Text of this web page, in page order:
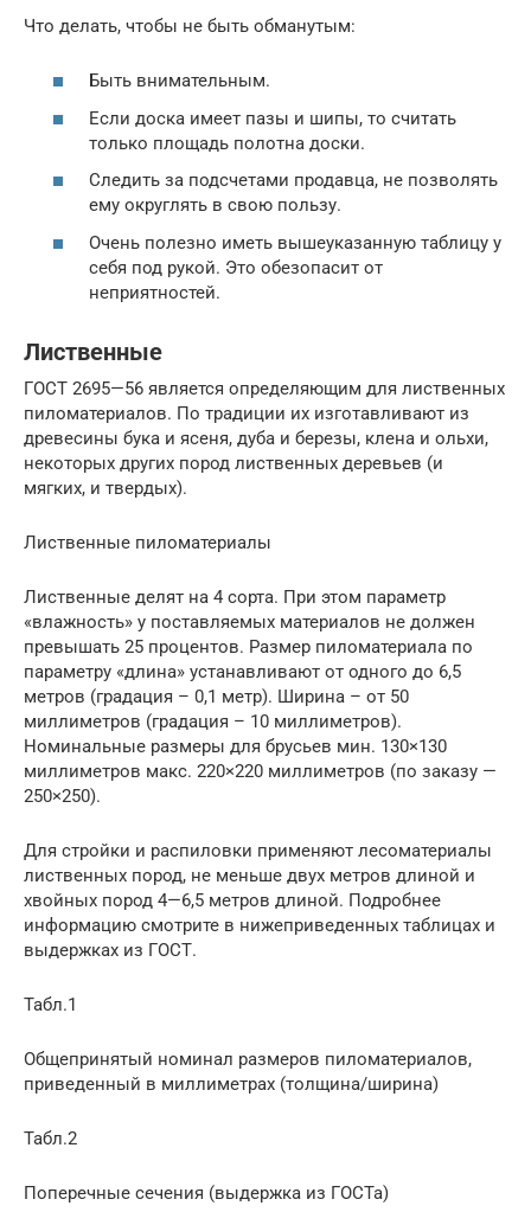
Что делать, чтобы не быть обманутым:
Быть внимательным.
Если доска имеет пазы и шипы, то считать
только площадь полотна доски.
Следить за подсчетами продавца, не позволять
ему округлять в свою пользу.
Очень полезно иметь вышеуказанную таблицу у
себя под рукой. Это обезопасит от
неприятностей.
Лиственные
ГОСТ 2695—56 является определяющим для лиственных
пиломатериалов. По традиции их изготавливают из
древесины бука и ясеня, дуба и березы, клена и ольхи,
некоторых других пород лиственных деревьев (и
мягких, и твердых).
Лиственные пиломатериалы
Лиственные делят на 4 сорта. При этом параметр
«влажность» у поставляемых материалов не должен
превышать 25 процентов. Размер пиломатериала по
параметру «длина» устанавливают от одного до 6,5
метров (градация – 0,1 метр). Ширина – от 50
миллиметров (градация – 10 миллиметров).
Номинальные размеры для брусьев мин. 130×130
миллиметров макс. 220×220 миллиметров (по заказу —
250×250).
Для стройки и распиловки применяют лесоматериалы
лиственных пород, не меньше двух метров длиной и
хвойных пород 4—6,5 метров длиной. Подробнее
информацию смотрите в нижеприведенных таблицах и
выдержках из ГОСТ.
Табл.1
Общепринятый номинал размеров пиломатериалов,
приведенный в миллиметрах (толщина/ширина)
Табл.2
Поперечные сечения (выдержка из ГОСТа)